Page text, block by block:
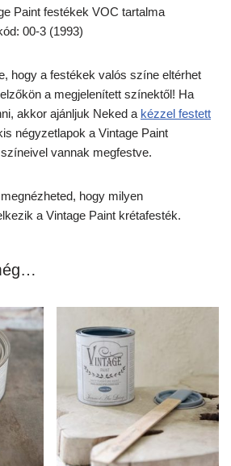
Paint festékek VOC tartalma
00-3 (1993)
hogy a festékek valós színe eltérhet
a megjelenített színektől! Ha
akkor ajánljuk Neked a kézzel festett
négyzetlapok a Vintage Paint
vannak megfestve.
megnézheted, hogy milyen
a Vintage Paint krétafesték.